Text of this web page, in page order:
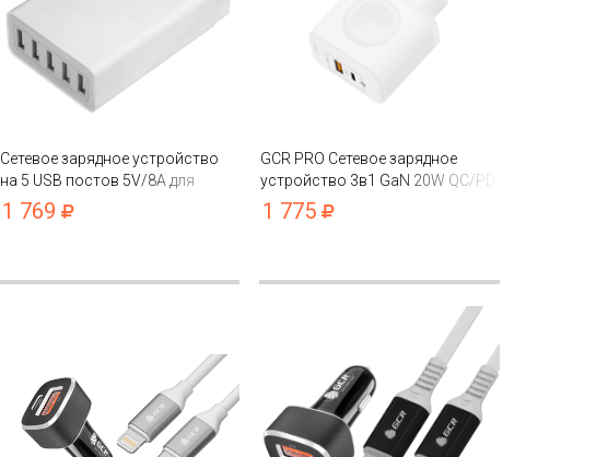
Сетевое зарядное устройство
на 5 USB постов 5V/8А для
iPhone, Samsung, Honor
1 769
GCR PRO Сетевое зарядное
устройство 3в1 GaN 20W QC/PD
USB+USB-C+беспроводная 3W
1 775